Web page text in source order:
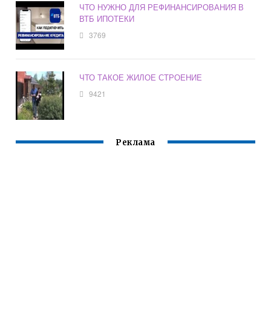
ЧТО НУЖНО ДЛЯ РЕФИНАНСИРОВАНИЯ В
ВТБ ИПОТЕКИ
3769
ЧТО ТАКОЕ ЖИЛОЕ СТРОЕНИЕ
9421
Реклама